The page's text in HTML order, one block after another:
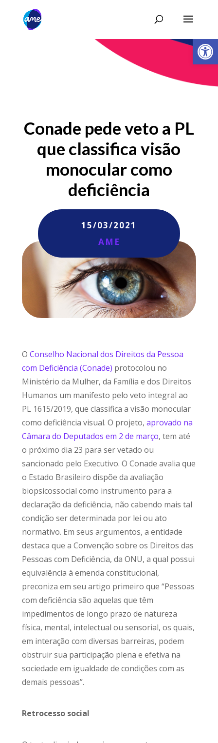
Abrir
Conade pede veto a PL
que classifica visão
monocular como
deficiência
15/03/2021
AME
O Conselho Nacional dos Direitos da Pessoa
com Deficiência (Conade) protocolou no
Ministério da Mulher, da Família e dos Direitos
Humanos um manifesto pelo veto integral ao
PL 1615/2019, que classifica a visão monocular
como deficiência visual. O projeto, aprovado na
Câmara do Deputados em 2 de março, tem até
o próximo dia 23 para ser vetado ou
sancionado pelo Executivo. O Conade avalia que
o Estado Brasileiro dispõe da avaliação
biopsicossocial como instrumento para a
declaração da deficiência, não cabendo mais tal
condição ser determinada por lei ou ato
normativo. Em seus argumentos, a entidade
destaca que a Convenção sobre os Direitos das
Pessoas com Deficiência, da ONU, a qual possui
equivalência à emenda constitucional,
preconiza em seu artigo primeiro que “Pessoas
com deficiência são aquelas que têm
impedimentos de longo prazo de natureza
física, mental, intelectual ou sensorial, os quais,
em interação com diversas barreiras, podem
obstruir sua participação plena e efetiva na
sociedade em igualdade de condições com as
demais pessoas”.
Retrocesso social